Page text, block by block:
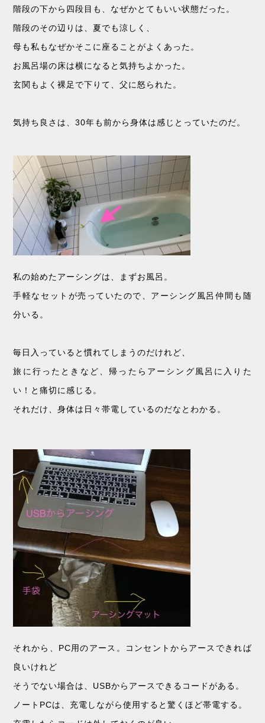
階段の下から四段目も、なぜかとてもいい状態だった。
階段のその辺りは、夏でも涼しく、
母も私もなぜかそこに座ることがよくあった。
お風呂場の床は横になると気持ちよかった。
玄関もよく裸足で下りて、父に怒られた。
気持ち良さは、30年も前から身体は感じとっていたのだ。
私の始めたアーシングは、まずお風呂。
手軽なセットが売っていたので、アーシング風呂仲間も随
分いる。
毎日入っていると慣れてしまうのだけれど、
旅に行ったときなど、帰ったらアーシング風呂に入りた
い！と痛切に感じる。
それだけ、身体は日々帯電しているのだなとわかる。
それから、PC用のアース。コンセントからアースできれば
良いけれど
そうでない場合は、USBからアースできるコードがある。
ノートPCは、充電しながら使用すると驚くほど帯電する。